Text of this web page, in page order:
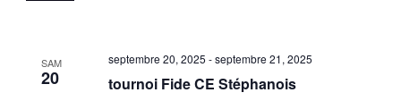
SAM
20 tournoi Fide CE Stéphanois
septembre 20, 2025 -septembre 21, 2025